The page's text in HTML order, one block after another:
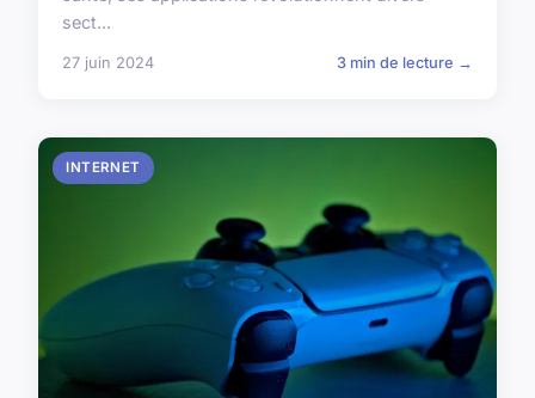
sect...
27 juin 2024 3 min de lecture →
INTERNET